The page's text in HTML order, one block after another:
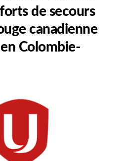
de secours
canadienne
Colombie-